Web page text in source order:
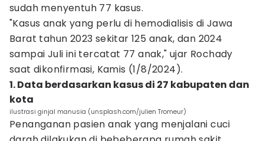
sudah menyentuh 77 kasus.
"Kasus anak yang perlu di hemodialisis di Jawa
Barat tahun 2023 sekitar 125 anak, dan 2024
sampai Juli ini tercatat 77 anak," ujar Rochady
saat dikonfirmasi, Kamis (1/8/2024).
1. Data berdasarkan kasus di 27 kabupaten dan
kota
ilustrasi ginjal manusia (unsplash.com/julien Tromeur)
Penanganan pasien anak yang menjalani cuci